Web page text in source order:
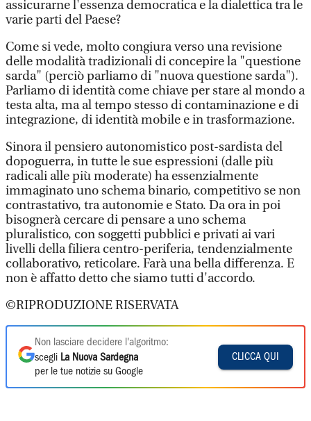
assicurarne l'essenza democratica e la dialettica tra le
varie parti del Paese?
Come si vede, molto congiura verso una revisione
delle modalità tradizionali di concepire la "questione
sarda" (perciò parliamo di "nuova questione sarda").
Parliamo di identità come chiave per stare al mondo a
testa alta, ma al tempo stesso di contaminazione e di
integrazione, di identità mobile e in trasformazione.
Sinora il pensiero autonomistico post-sardista del
dopoguerra, in tutte le sue espressioni (dalle più
radicali alle più moderate) ha essenzialmente
immaginato uno schema binario, competitivo se non
contrastativo, tra autonomie e Stato. Da ora in poi
bisognerà cercare di pensare a uno schema
pluralistico, con soggetti pubblici e privati ai vari
livelli della filiera centro-periferia, tendenzialmente
collaborativo, reticolare. Farà una bella differenza. E
non è affatto detto che siamo tutti d'accordo.
©RIPRODUZIONE RISERVATA
Non lasciare decidere l'algoritmo:
scegli La Nuova Sardegna
per le tue notizie su Google
CLICCA QUI